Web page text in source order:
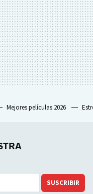
Mejores películas 2026
SUSCRIBIR